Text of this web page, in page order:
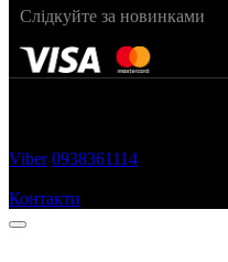
Слідкуйте за новинками
Viber 0938361114
Контакти